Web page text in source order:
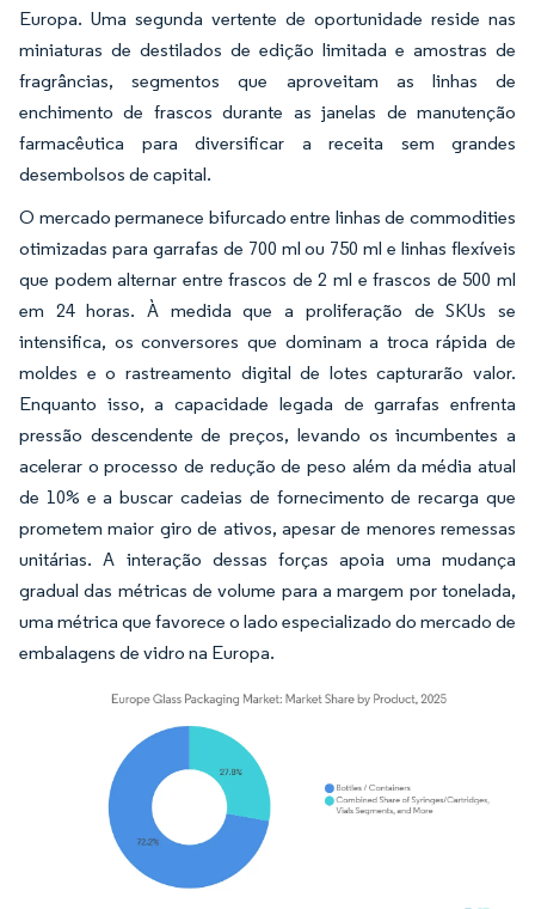
Europa. Uma segunda vertente de oportunidade reside nas
miniaturas de destilados de edição limitada e amostras de
fragrâncias, segmentos que aproveitam as linhas de
enchimento de frascos durante as janelas de manutenção
farmacêutica para diversificar a receita sem grandes
desembolsos de capital.
O mercado permanece bifurcado entre linhas de commodities
otimizadas para garrafas de 700 ml ou 750 ml e linhas flexíveis
que podem alternar entre frascos de 2 ml e frascos de 500 ml
em 24 horas. À medida que a proliferação de SKUs se
intensifica, os conversores que dominam a troca rápida de
moldes e o rastreamento digital de lotes capturarão valor.
Enquanto isso, a capacidade legada de garrafas enfrenta
pressão descendente de preços, levando os incumbentes a
acelerar o processo de redução de peso além da média atual
de 10% e a buscar cadeias de fornecimento de recarga que
prometem maior giro de ativos, apesar de menores remessas
unitárias. A interação dessas forças apoia uma mudança
gradual das métricas de volume para a margem por tonelada,
uma métrica que favorece o lado especializado do mercado de
embalagens de vidro na Europa.